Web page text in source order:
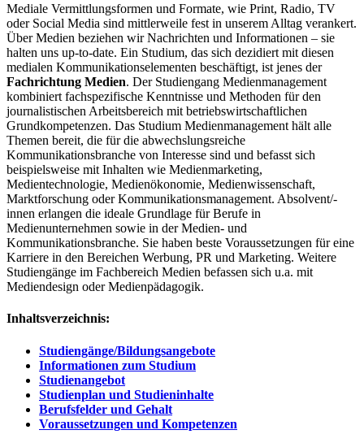
Mediale Vermittlungsformen und Formate, wie Print, Radio, TV
oder Social Media sind mittlerweile fest in unserem Alltag verankert.
Über Medien beziehen wir Nachrichten und Informationen – sie
halten uns up-to-date. Ein Studium, das sich dezidiert mit diesen
medialen Kommunikationselementen beschäftigt, ist jenes der
Fachrichtung Medien. Der Studiengang Medienmanagement
kombiniert fachspezifische Kenntnisse und Methoden für den
journalistischen Arbeitsbereich mit betriebswirtschaftlichen
Grundkompetenzen. Das Studium Medienmanagement hält alle
Themen bereit, die für die abwechslungsreiche
Kommunikationsbranche von Interesse sind und befasst sich
beispielsweise mit Inhalten wie Medienmarketing,
Medientechnologie, Medienökonomie, Medienwissenschaft,
Marktforschung oder Kommunikationsmanagement. Absolvent/-
innen erlangen die ideale Grundlage für Berufe in
Medienunternehmen sowie in der Medien- und
Kommunikationsbranche. Sie haben beste Voraussetzungen für eine
Karriere in den Bereichen Werbung, PR und Marketing. Weitere
Studiengänge im Fachbereich Medien befassen sich u.a. mit
Mediendesign oder Medienpädagogik.
Inhaltsverzeichnis:
Studiengänge/Bildungsangebote
Informationen zum Studium
Studienangebot
Studienplan und Studieninhalte
Berufsfelder und Gehalt
Voraussetzungen und Kompetenzen